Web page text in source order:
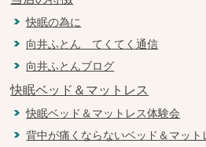
快眠の為に
向井ふとん てくてく通信
向井ふとんブログ
快眠ベッド＆マットレス
快眠ベッド＆マットレス体験会
背中が痛くならないベッド＆マット